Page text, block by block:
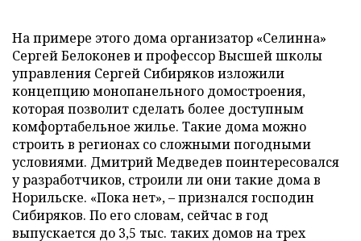
На примере этого дома организатор «Селинна»
Сергей Белоконев и профессор Высшей школы
управления Сергей Сибиряков изложили
концепцию монопанельного домостроения,
которая позволит сделать более доступным
комфортабельное жилье. Такие дома можно
строить в регионах со сложными погодными
условиями. Дмитрий Медведев поинтересовался
у разработчиков, строили ли они такие дома в
Норильске. «Пока нет», – признался господин
Сибиряков. По его словам, сейчас в год
выпускается до 3,5 тыс. таких домов на трех